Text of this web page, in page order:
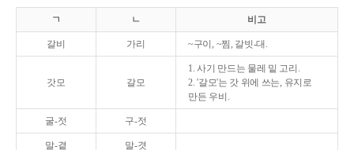
ㄱ ㄴ 비고
갈비 가리 ~구이, ~찜, 갈빗-대.
갓모 갈모
1. 사기 만드는 물레 밑 고리.
2. '갈모'는 갓 위에 쓰는, 유지로
만든 우비.
굴-젓 구-젓
말-곁 말-겻